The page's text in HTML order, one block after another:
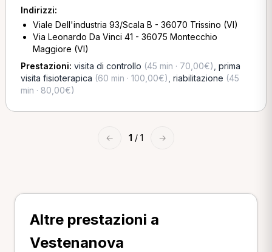
Indirizzi:
Viale Dell'industria 93/Scala B - 36070 Trissino (VI)
Via Leonardo Da Vinci 41 - 36075 Montecchio
Maggiore (VI)
Prestazioni: visita di controllo (45 min · 70,00€) prima
visita fisioterapica (60 min · 100,00€) riabilitazione (45
min · 80,00€)
← 1 / 1 →
Altre prestazioni a
Vestenanova